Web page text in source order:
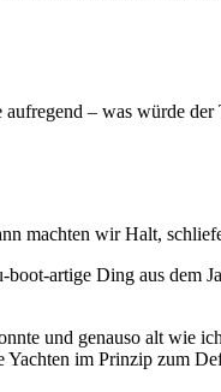
– was würde der
machten wir Halt,
boot-artige Ding aus
und genauso alt wie
Yachten im Prinzip zum